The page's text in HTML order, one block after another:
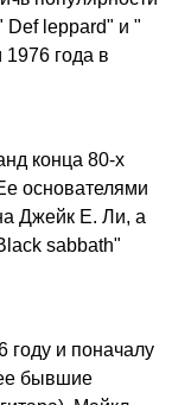
Def leppard" и "
года в
конца 80-х
основателями
Джейк Е. Ли, а
sabbath"
и поначалу
бывшие